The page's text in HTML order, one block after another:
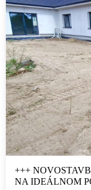
+++
NA IDEÁLNOM